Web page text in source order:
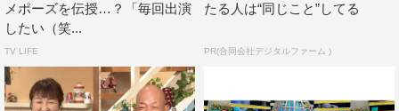
ゲストの松村さんは普段から動画をいろいろ見ているよう
で、それが面白かったですね。「あ！ これ見たことあ
る」「これも見たことある」っていうゲストは今までいな
かったですから、かなり斬新でした（笑）。
メポーズを伝授…？「毎回出演
したい（笑...
TV LIFE
たる人は“同じこと”してる
PR(合同会社デジタルファーム )